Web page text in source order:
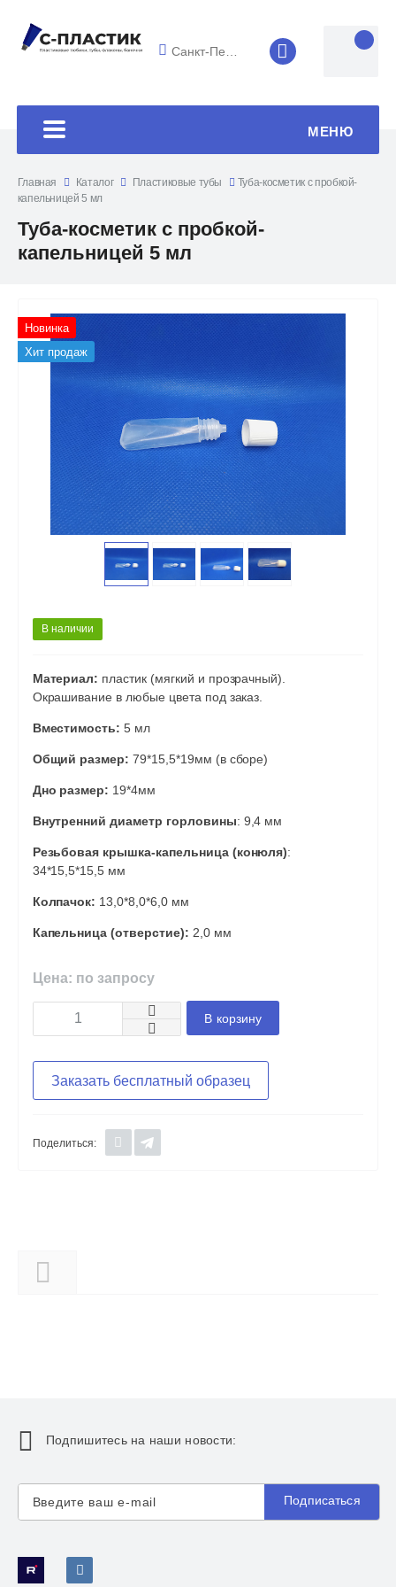
Санкт-Петербург 8 (4852) 33-
МЕНЮ
Главная Каталог Пластиковые тубы
Туба-косметик с пробкой-
капельницей 5 мл
Туба-косметик с пробкой-
капельницей 5 мл
Новинка
Хит продаж
В наличии
Материал: пластик (мягкий и прозрачный).
Окрашивание в любые цвета под заказ.
Вместимость: 5 мл
Общий размер:79*15,5*19мм (в сборе)
Дно размер: 19*4мм
Внутренний диаметр горловины: 9,4 мм
Резьбовая крышка-капельница (конюля):
34*15,5*15,5 мм
Колпачок: 13,0*8,0*6,0 мм
Капельница (отверстие): 2,0 мм
Цена: по запросу
В корзину
Заказать бесплатный образец
Поделиться:
Подпишитесь на наши новости:
Подписаться